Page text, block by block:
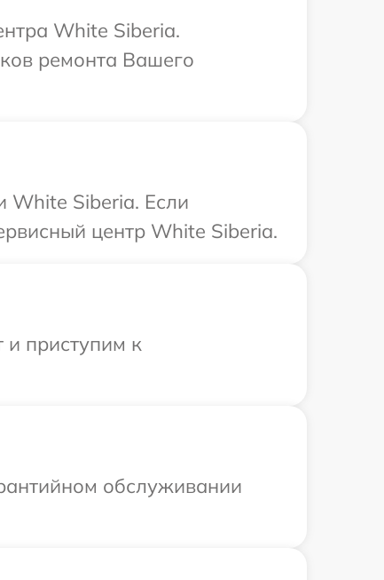
White Siberia.
ремонта Вашего
White Siberia. Если
центр White Siberia.
и приступим к
обслуживании